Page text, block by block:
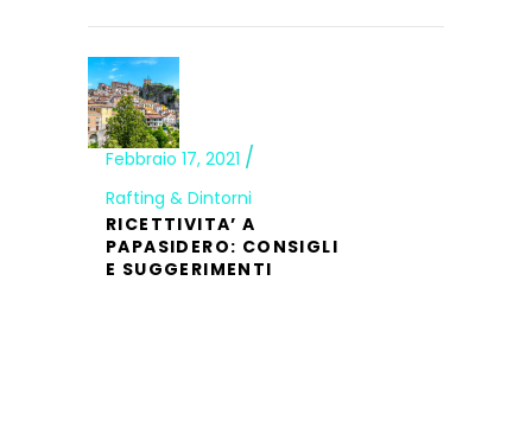
Febbraio 17, 2021
Rafting & Dintorni
RICETTIVITA’ A
PAPASIDERO: CONSIGLI
E SUGGERIMENTI